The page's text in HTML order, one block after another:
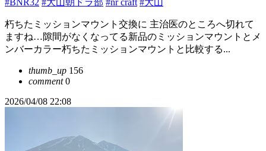
#BNR32 #大山朝ドラ部 #nr craft #大山
朽ちたミッションマウント交換に 主治医のところへ切れて
ますね…隙間がなくなってる新品のミッションマウントとメ
ンバーカラー朽ちたミッションマウントと比較する...
thumb_up 156
comment0
2026/04/08 22:08